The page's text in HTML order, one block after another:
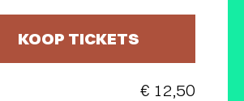
KOOP TICKETS
€ 12,50